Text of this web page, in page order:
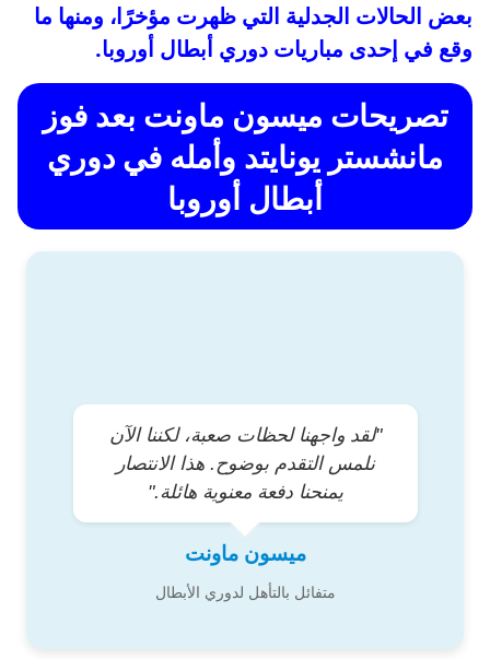
بعض الحالات الجدلية التي ظهرت مؤخرًا، ومنها ما
وقع في إحدى مباريات دوري أبطال أوروبا.
تصريحات ميسون ماونت بعد فوز
مانشستر يونايتد وأمله في دوري
أبطال أوروبا
"لقد واجهنا لحظات صعبة، لكننا الآن
نلمس التقدم بوضوح. هذا الانتصار
يمنحنا دفعة معنوية هائلة."
ميسون ماونت
متفائل بالتأهل لدوري الأبطال